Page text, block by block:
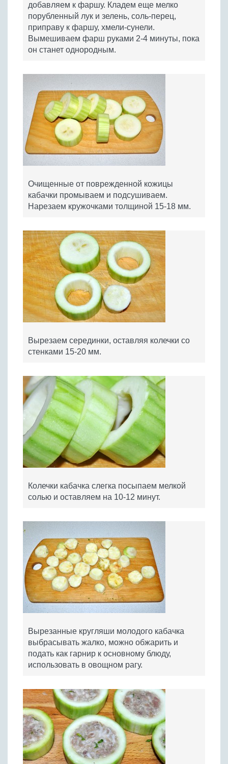
добавляем к фаршу. Кладем еще мелко
порубленный лук и зелень, соль-перец,
приправу к фаршу, хмели-сунели.
Вымешиваем фарш руками 2-4 минуты, пока
он станет однородным.
Очищенные от поврежденной кожицы
кабачки промываем и подсушиваем.
Нарезаем кружочками толщиной 15-18 мм.
Вырезаем серединки, оставляя колечки со
стенками 15-20 мм.
Колечки кабачка слегка посыпаем мелкой
солью и оставляем на 10-12 минут.
Вырезанные кругляши молодого кабачка
выбрасывать жалко, можно обжарить и
подать как гарнир к основному блюду,
использовать в овощном рагу.